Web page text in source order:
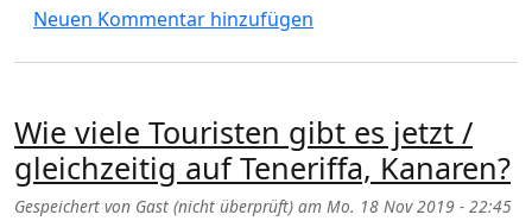
Neuen Kommentar hinzufügen
Wie viele Touristen gibt es jetzt /
gleichzeitig auf Teneriffa, Kanaren?
Gespeichert von Gast (nicht überprüft) am Mo. 18 Nov 2019 - 22:45